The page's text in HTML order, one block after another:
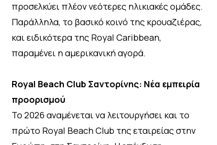
προσελκύει πλέον νεότερες ηλικιακές ομάδες.
Παράλληλα, το βασικό κοινό της κρουαζιέρας,
και ειδικότερα της Royal Caribbean,
παραμένει η αμερικανική αγορά.
Royal Beach Club Σαντορίνης: Νέα εμπειρία
προορισμού
Το 2026 αναμένεται να λειτουργήσει και το
πρώτο Royal Beach Club της εταιρείας στην